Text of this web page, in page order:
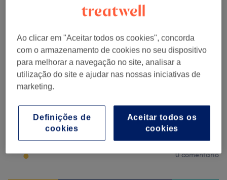
Crianças - Cabelo (1)
-.- 0 comentário
Ao clicar em "Aceitar todos os cookies", concorda
com o armazenamento de cookies no seu dispositivo
para melhorar a navegação no site, analisar a
utilização do site e ajudar nas nossas iniciativas de
marketing.
Aceitar todos os
cookies
Definições de
cookies